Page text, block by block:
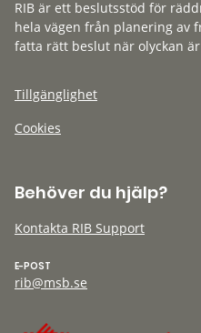
RIB är ett beslutsstöd för
hela vägen från planering av
fatta rätt beslut när olyckan
Tillgänglighet
Cookies
Behöver du hjälp?
Kontakta RIB Support
E-POST
rib@msb.se